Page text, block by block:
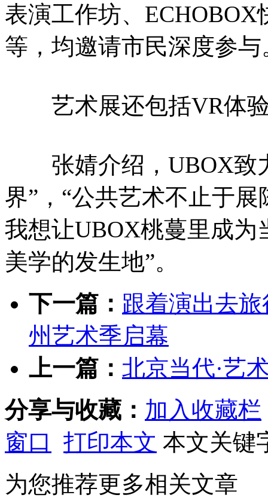
表演工作坊、
等，均邀请市民深度参与
艺术展还包括VR体验
张婧介绍，UBOX致
界”，“公共艺术不止于
我想让UBOX桃蔓里成
美学的发生地”。
下一篇： 跟着演出去
州艺术季启幕
上一篇： 北京当代·艺
分享与收藏： 加入收藏栏
窗口
打印本文 本文关键
为您推荐更多相关文章